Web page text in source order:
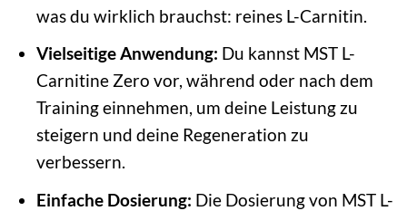
was du wirklich brauchst: reines L-Carnitin.
Vielseitige Anwendung: Du kannst MST L-
Carnitine Zero vor, während oder nach dem
Training einnehmen, um deine Leistung zu
steigern und deine Regeneration zu
verbessern.
Einfache Dosierung: Die Dosierung von MST L-